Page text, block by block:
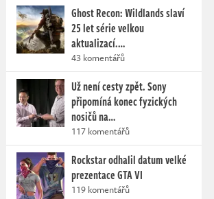
Ghost Recon: Wildlands slaví
25 let série velkou
aktualizací.…
43 komentářů
Už není cesty zpět. Sony
připomíná konec fyzických
nosičů na…
117 komentářů
Rockstar odhalil datum velké
prezentace GTA VI
119 komentářů